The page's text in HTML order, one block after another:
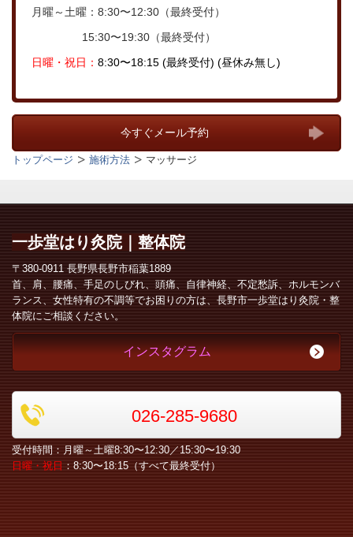
月曜～土曜：8:30〜12:30（最終受付）
15:30〜19:30（最終受付）
日曜・ 祝日： 8:30〜18:15 (最終受付) (昼休み無し)
今すぐメール予約
トップページ 施術方法 マッサージ
一歩堂はり灸院｜整体院
〒380-0911 長野県長野市稲葉1889
首、肩、腰痛、手足のしびれ、頭痛、自律神経、不定愁訴、ホルモンバ
ランス、女性特有の不調等でお困りの方は、長野市一歩堂はり灸院・整
体院にご相談ください。
インスタグラム
026-285-9680
受付時間：月曜～土曜8:30〜12:30／15:30〜19:30
日曜・祝日 ：8:30〜18:15（すべて最終受付）